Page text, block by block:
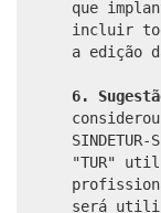
que
incluir
a edição
6.
"TUR"
será